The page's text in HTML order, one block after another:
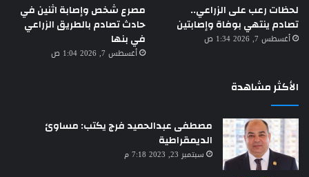
لحظات رعب على الزراعي..
تصادم ينتهي بوفاة وإصابتين
أغسطس 7, 2026 1:34 ص
مصرع شخص وإصابة اثنين في
حادث تصادم بالطريق الزراعي
في بنها
أغسطس 7, 2026 1:04 ص
الأكثر مشاهدة
مصطفى عبدالحميد فرج يكتب: مساوئ
الديمقراطية
سبتمبر 23, 2023 7:18 م